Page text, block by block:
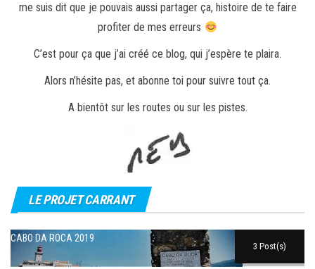
me suis dit que je pouvais aussi partager ça, histoire de te faire
profiter de mes erreurs
C’est pour ça que j’ai créé ce blog, qui j’espère te plaira.
Alors n’hésite pas, et abonne toi pour suivre tout ça.
A bientôt sur les routes ou sur les pistes.
LE PROJET CARRANT
CABO DA ROCA 2019
3 Post(s)